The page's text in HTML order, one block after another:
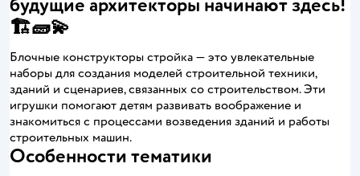
🏗️🧱💫
Блочные конструкторы стройка — это увлекательные
наборы для создания моделей строительной техники,
зданий и сценариев, связанных со строительством. Эти
игрушки помогают детям развивать воображение и
знакомиться с процессами возведения зданий и работы
строительных машин.
Особенности тематики